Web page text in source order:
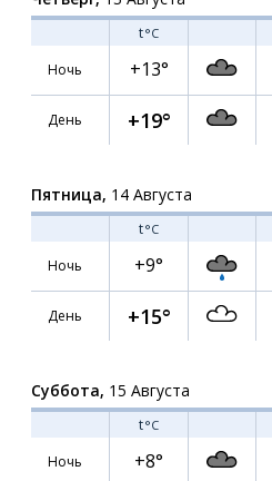
t°C
Ночь
+13°
День +19°
Пятница, 14 Августа
t°C
Ночь
+9°
День +15°
Суббота, 15 Августа
t°C
Ночь
+8°